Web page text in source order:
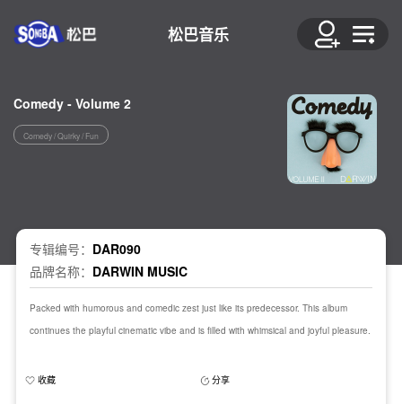
松巴音乐
Comedy - Volume 2
Comedy / Quirky / Fun
专辑编号： DAR090
品牌名称： DARWIN MUSIC
Packed with humorous and comedic zest just like its predecessor. This album
continues the playful cinematic vibe and is filled with whimsical and joyful pleasure.
收藏 分享